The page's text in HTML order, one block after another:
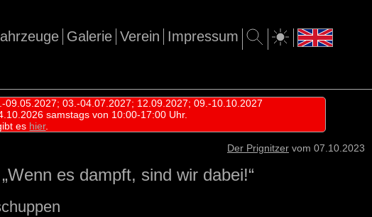
Impressum
Verein
Galerie
03.-04.07.2027; 12.09.2027; 09.-10.10.2027
samstags von 10:00-17:00 Uhr.
es hier.
Der Prignitzer vom 07.10.2023
es dampft, sind wir dabei!“